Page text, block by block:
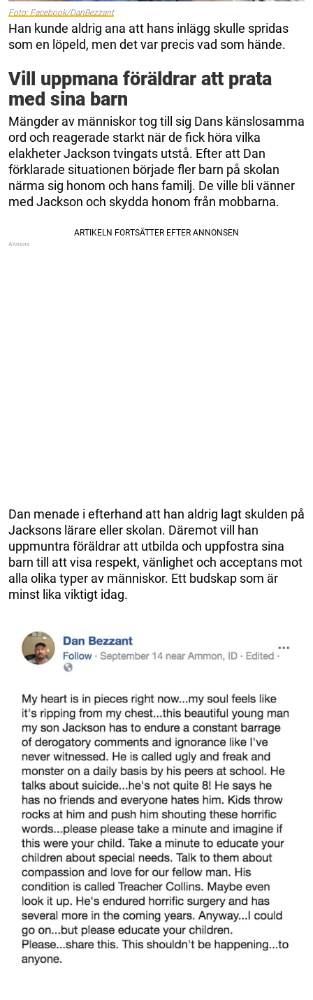
Foto: Facebook/DanBezzant
Han kunde aldrig ana att hans inlägg skulle spridas
som en löpeld, men det var precis vad som hände.
Vill uppmana föräldrar att prata
med sina barn
Mängder av människor tog till sig Dans känslosamma
ord och reagerade starkt när de fick höra vilka
elakheter Jackson tvingats utstå. Efter att Dan
förklarade situationen började fler barn på skolan
närma sig honom och hans familj. De ville bli vänner
med Jackson och skydda honom från mobbarna.
Dan menade i efterhand att han aldrig lagt skulden på
Jacksons lärare eller skolan. Däremot vill han
uppmuntra föräldrar att utbilda och uppfostra sina
barn till att visa respekt, vänlighet och acceptans mot
alla olika typer av människor. Ett budskap som är
minst lika viktigt idag.